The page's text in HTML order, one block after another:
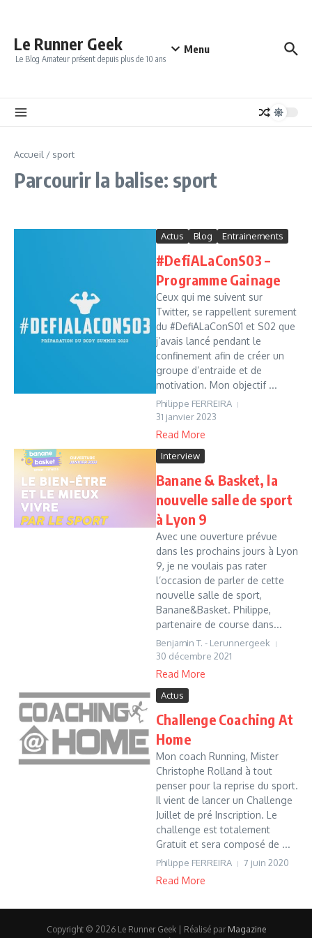
Le Runner Geek
Le Blog Amateur présent depuis plus de 10 ans
Menu
Accueil / sport
Parcourir la balise: sport
Actus Blog Entrainements
#DefiALaConS03 –
Programme Gainage
Ceux qui me suivent sur
Twitter, se rappellent surement
du #DefiALaConS01 et S02 que
j’avais lancé pendant le
confinement afin de créer un
groupe d’entraide et de
motivation. Mon objectif ...
Philippe FERREIRA
31 janvier 2023
Read More
Interview
Banane & Basket, la
nouvelle salle de sport
à Lyon 9
Avec une ouverture prévue
dans les prochains jours à Lyon
9, je ne voulais pas rater
l’occasion de parler de cette
nouvelle salle de sport,
Banane&Basket. Philippe,
partenaire de course dans...
Benjamin T. - Lerunnergeek
30 décembre 2021
Read More
Actus
Challenge Coaching At
Home
Mon coach Running, Mister
Christophe Rolland à tout
penser pour la reprise du sport.
Il vient de lancer un Challenge
Juillet de pré Inscription. Le
challenge est totalement
Gratuit et sera composé de ...
Philippe FERREIRA 7 juin 2020
Read More
Copyright © 2026 Le Runner Geek | Réalisé par Magazine